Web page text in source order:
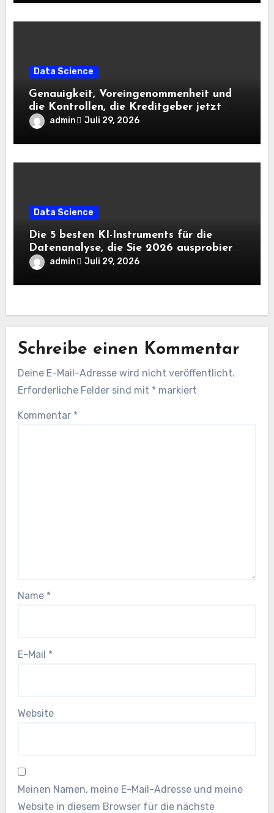
Data Science
Genauigkeit, Voreingenommenheit und
die Kontrollen, die Kreditgeber jetzt
benötigen |
admin Juli 29, 2026
Data Science
Die 5 besten KI-Instruments für die
Datenanalyse, die Sie 2026 ausprobieren
solltenadmin Juli 29, 2026
Schreibe einen Kommentar
Deine E-Mail-Adresse wird nicht veröffentlicht.
Erforderliche Felder sind mit * markiert
Kommentar *
Name *
E-Mail *
Website
Meinen Namen, meine E-Mail-Adresse und meine
Website in diesem Browser für die nächste